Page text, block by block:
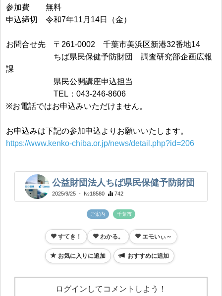
参加費 無料
申込締切 令和7年11月14日（金）
お問合せ先 〒261-0002 千葉市美浜区新港32番地14
ちば県民保健予防財団 調査研究部企画広報
課
県民公開講座申込担当
TEL：043-246-8606
※お電話ではお申込みいただけません。
お申込みは下記の参加申込よりお願いいたします。
https://www.kenko-chiba.or.jp/news/detail.php?id=206
公益財団法人ちば県民保健予防財団
2025/9/25 - №18580 742
ご案内 千葉市
すてき！ わかる。 エモいぃ～
お気に入りに追加 おすすめに追加
ログインしてコメントしよう！